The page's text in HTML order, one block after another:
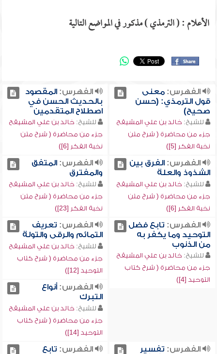
الأعلام : ( الترمذي ) مذكور في المواضع التالية
الفهرس:معنى
قول الترمذي: (حسن
صحيح)
للشيخ: خالد بن علي المشيقح
جزء من محاضرة ( شرح متن
نخبة الفكر [5])
الفهرس:المقصود
بالحديث الحسن في
اصطلاح المتقدمين
للشيخ: خالد بن علي المشيقح
جزء من محاضرة ( شرح متن
نخبة الفكر [6])
الفهرس:الفرق بين
الشذوذ والعلة
للشيخ: خالد بن علي المشيقح
جزء من محاضرة ( شرح متن
نخبة الفكر [6])
الفهرس:المتفق
والمفترق
للشيخ: خالد بن علي المشيقح
جزء من محاضرة ( شرح متن
نخبة الفكر [23])
الفهرس: تابع فضل
التوحيد وما يكفر به
من الذنوب
للشيخ: خالد بن علي المشيقح
جزء من محاضرة ( شرح كتاب
التوحيد [4])
الفهرس: تعريف
التمائم والرقى والتولة
للشيخ: خالد بن علي المشيقح
جزء من محاضرة ( شرح كتاب
التوحيد [12])
الفهرس:أنواع
التبرك
للشيخ: خالد بن علي المشيقح
جزء من محاضرة ( شرح كتاب
التوحيد [14])
الفهرس: تفسير
الفهرس: تابع